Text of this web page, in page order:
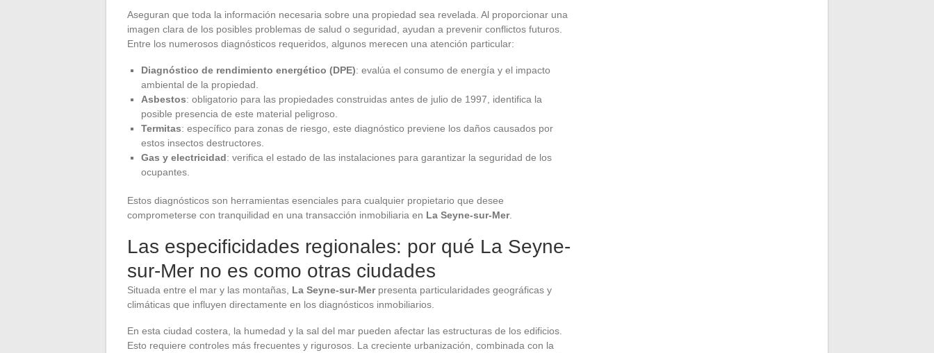
Aseguran que toda la información necesaria sobre una propiedad sea revelada. Al proporcionar una
imagen clara de los posibles problemas de salud o seguridad, ayudan a prevenir conflictos futuros.
Entre los numerosos diagnósticos requeridos, algunos merecen una atención particular:
Diagnóstico de rendimiento energético (DPE): evalúa el consumo de energía y el impacto
ambiental de la propiedad.
Asbestos: obligatorio para las propiedades construidas antes de julio de 1997, identifica la
posible presencia de este material peligroso.
Termitas: específico para zonas de riesgo, este diagnóstico previene los daños causados por
estos insectos destructores.
Gas y electricidad: verifica el estado de las instalaciones para garantizar la seguridad de los
ocupantes.
Estos diagnósticos son herramientas esenciales para cualquier propietario que desee
comprometerse con tranquilidad en una transacción inmobiliaria en La Seyne-sur-Mer.
Las especificidades regionales: por qué La Seyne-
sur-Mer no es como otras ciudades
Situada entre el mar y las montañas, La Seyne-sur-Merpresenta particularidades geográficas y
climáticas que influyen directamente en los diagnósticos inmobiliarios.
En esta ciudad costera, la humedad y la sal del mar pueden afectar las estructuras de los edificios.
Esto requiere controles más frecuentes y rigurosos. La creciente urbanización, combinada con la